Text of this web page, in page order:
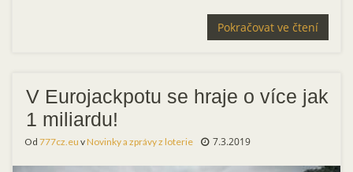
Pokračovat ve čtení
V Eurojackpotu se hraje o více jak
1 miliardu!
Od 777cz.eu vNovinky a zprávy z loterie 7.3.2019